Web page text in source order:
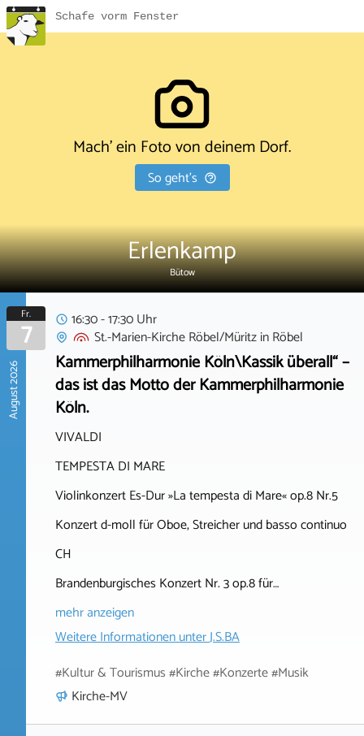
Schafe vorm Fenster
Mach' ein Foto von deinem Dorf.
So geht's
Erlenkamp
Bütow
August 2026
Fr.
7
16:30 - 17:30 Uhr
St.-Marien-Kirche Röbel/MüritzinRöbel
Kammerphilharmonie Köln\Kassik überall“ –
das ist das Motto der Kammerphilharmonie
Köln.
VIVALDI
TEMPESTA DI MARE
Violinkonzert Es-Dur »La tempesta di Mare« op.8 Nr.5
Konzert d-moll für Oboe, Streicher und basso continuo
CH
Brandenburgisches Konzert Nr. 3 op.8 für…
mehr anzeigen
Weitere Informationen unterJ.S.BA
#Kultur & Tourismus #Kirche #Konzerte #Musik
Kirche-MV